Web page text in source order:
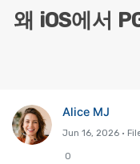
사용 가이드
왜 iOS에서
Alice MJ
Jun 16, 2026 •
0